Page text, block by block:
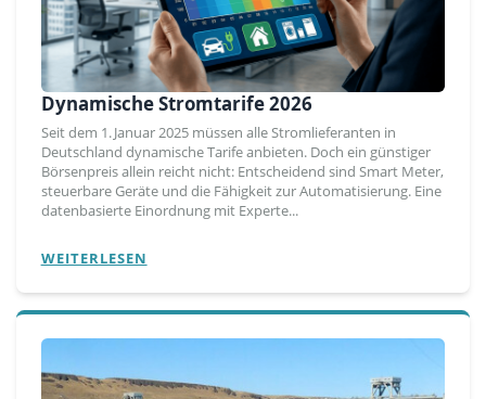
Dynamische Stromtarife 2026
Seit dem 1. Januar 2025 müssen alle Stromlieferanten in
Deutschland dynamische Tarife anbieten. Doch ein günstiger
Börsenpreis allein reicht nicht: Entscheidend sind Smart Meter,
steuerbare Geräte und die Fähigkeit zur Automatisierung. Eine
datenbasierte Einordnung mit Experte...
WEITERLESEN